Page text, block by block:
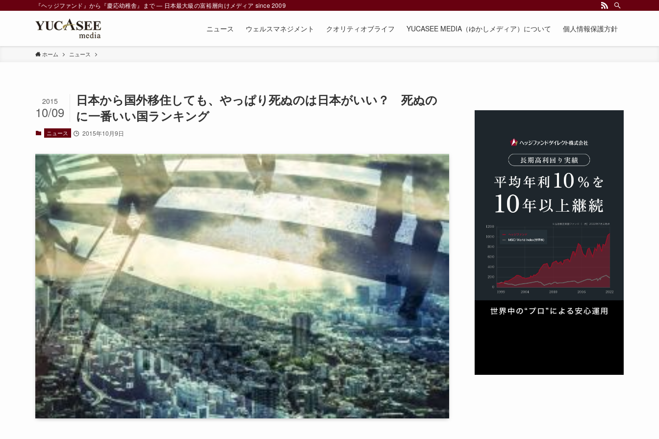
『ヘッジファンド』から『慶応幼稚舎』まで ― 日本最大級の富裕層向けメディア since 2009
ニュース ウェルスマネジメント クオリティオブライフ YUCASEE MEDIA（ゆかしメディア）について 個人情報保護方針
ホーム ニュース
日本から国外移住しても、やっぱり死ぬのは日本がいい？ 死ぬの
に一番いい国ランキング
2015
10/09
ニュース 2015年10月9日